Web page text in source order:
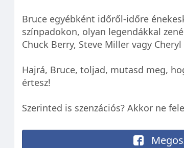
Bruce egyébként időről-időre
színpadokon, olyan legendákkal
Chuck Berry, Steve Miller vagy Cheryl
Hajrá, Bruce, toljad, mutasd meg,
értesz!
Szerinted is szenzációs? Akkor ne